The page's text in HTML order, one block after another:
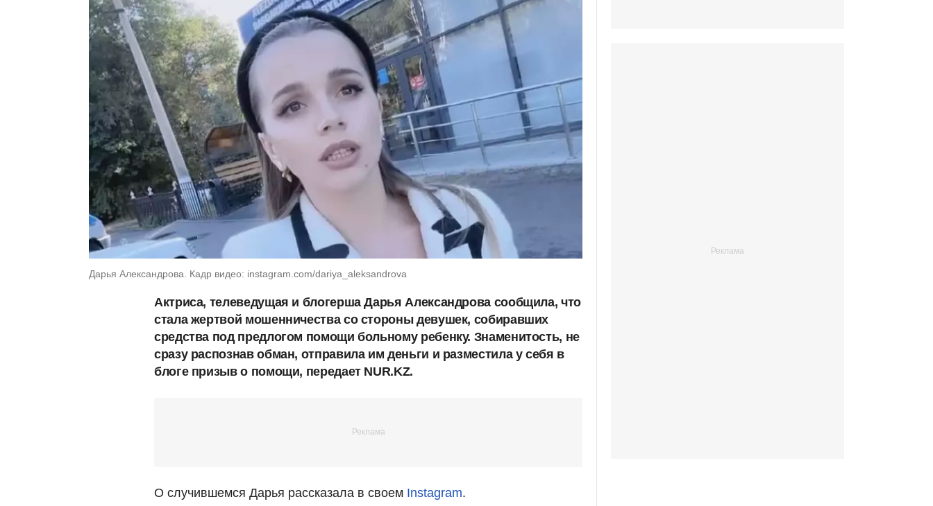
Дарья Александрова. Кадр видео: instagram.com/dariya_aleksandrova
Актриса, телеведущая и блогерша Дарья Александрова сообщила, что
стала жертвой мошенничества со стороны девушек, собиравших
средства под предлогом помощи больному ребенку. Знаменитость, не
сразу распознав обман, отправила им деньги и разместила у себя в
блоге призыв о помощи, передает NUR.KZ.
О случившемся Дарья рассказала в своем Instagram.